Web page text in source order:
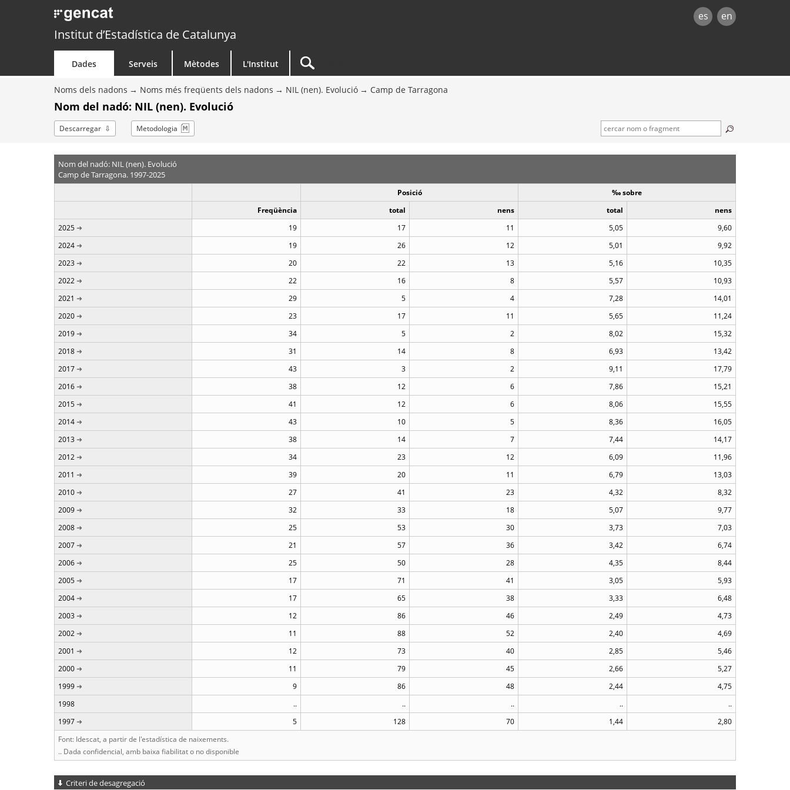
es en
Institut d’Estadística de Catalunya
Dades Serveis Mètodes L'Institut
Noms dels nadons Noms més freqüents dels nadons NIL (nen). Evolució Camp de Tarragona
Nom del nadó: NIL (nen). Evolució
Descarregar Metodologia
Nom del nadó: NIL (nen). Evolució
Camp de Tarragona. 1997-2025
Posició
‰ sobre
Freqüència
total nens total
nens
2025
19 17 11 5,05
9,60
2024
19 26 12 5,01
9,92
2023
20 22 13 5,16
10,35
2022
22 16 8 5,57
10,93
2021
29 5 4 7,28
14,01
2020
23 17 11 5,65
11,24
2019
34 5 2 8,02
15,32
2018
31 14 8 6,93
13,42
2017
43 3 2 9,11
17,79
2016
38 12 6 7,86
15,21
2015
41 12 6 8,06
15,55
2014
43 10 5 8,36
16,05
2013
38 14 7 7,44
14,17
2012
34 23 12 6,09
11,96
2011
39 20 11 6,79
13,03
2010
27 41 23 4,32
8,32
2009
32 33 18 5,07
9,77
2008
25 53 30 3,73
7,03
2007
21 57 36 3,42
6,74
2006
25 50 28 4,35
8,44
2005
17 71 41 3,05
5,93
2004
17 65 38 3,33
6,48
2003
12 86 46 2,49
4,73
2002
11 88 52 2,40
4,69
2001
12 73 40 2,85
5,46
2000
11 79 45 2,66
5,27
1999
9 86 48 2,44
4,75
1998
.. .. .. ..
..
1997
5 128 70 1,44
2,80
Font: Idescat, a partir de l'estadística de naixements.
.. Dada confidencial, amb baixa fiabilitat o no disponible
Criteri de desagregació